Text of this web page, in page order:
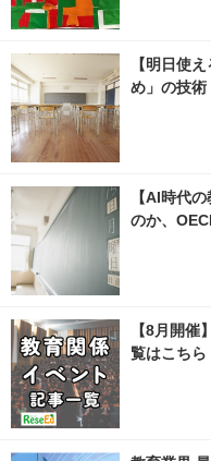
【明日使
め」の技術
【AI時代
のか、
【8月開催
覧はこちら